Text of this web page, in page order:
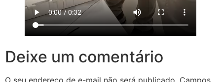
Deixe um comentário
O seu endereço de e-mail não será publicado. Campos